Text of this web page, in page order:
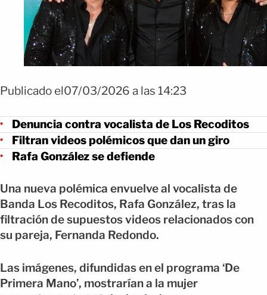
Publicado el07/03/2026 a las 14:23
Denuncia contra vocalista de Los Recoditos
Filtran videos polémicos que dan un giro
Rafa González se defiende
Una nueva polémica envuelve al vocalista de
Banda Los Recoditos, Rafa González, tras la
filtración de supuestos videos relacionados con
su pareja, Fernanda Redondo.
Las imágenes, difundidas en el programa ‘De
Primera Mano’, mostrarían a la mujer